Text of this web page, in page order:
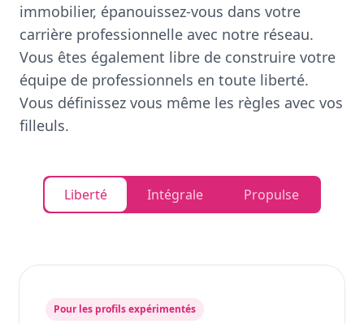
immobilier, épanouissez-vous dans votre
carrière professionnelle avec notre réseau.
Vous êtes également libre de construire votre
équipe de professionnels en toute liberté.
Vous définissez vous même les règles avec vos
filleuls.
Liberté Intégrale Propulse
Pour les profils expérimentés